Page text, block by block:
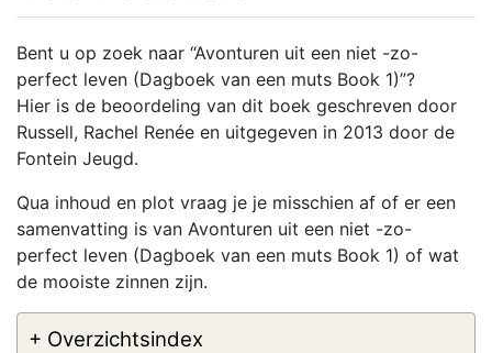
Bent u op zoek naar “Avonturen uit een niet -zo-
perfect leven (Dagboek van een muts Book 1)”?
Hier is de beoordeling van dit boek geschreven door
Russell, Rachel Renée en uitgegeven in 2013 door de
Fontein Jeugd.
Qua inhoud en plot vraag je je misschien af of er een
samenvatting is van Avonturen uit een niet -zo-
perfect leven (Dagboek van een muts Book 1) of wat
de mooiste zinnen zijn.
+ Overzichtsindex